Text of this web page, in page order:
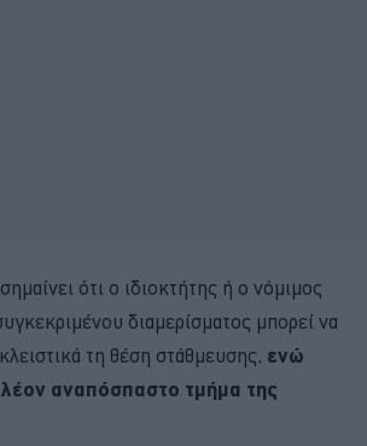
ότι ο ιδιοκτήτης ή ο νόμιμος
διαμερίσματος μπορεί να
τη θέση στάθμευσης, ενώ
αναπόσπαστο τμήμα της